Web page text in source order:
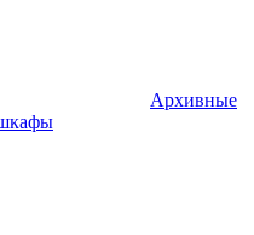
Архивные